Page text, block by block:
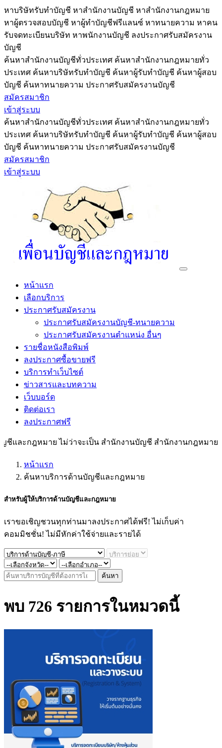
หาบริษัทรับทำบัญชี หาสำนักงานบัญชี หาสำนักงานกฎหมาย
หาผู้ตรวจสอบบัญชี หาผู้ทำบัญชีฟรีแลนซ์ หาทนายความ หาคน
รับจดทะเบียนบริษัท หาพนักงานบัญชี ลงประกาศรับสมัครงาน
บัญชี
ค้นหาสำนักงานบัญชีทั่วประเทศ ค้นหาสำนักงานกฎหมายทั่ว
ประเทศ ค้นหาบริษัทรับทำบัญชี ค้นหาผู้รับทำบัญชี ค้นหาผู้สอบ
บัญชี ค้นหาทนายความ ประกาศรับสมัครงานบัญชี
สมัครสมาชิก
เข้าสู่ระบบ
ค้นหาสำนักงานบัญชีทั่วประเทศ ค้นหาสำนักงานกฎหมายทั่ว
ประเทศ ค้นหาบริษัทรับทำบัญชี ค้นหาผู้รับทำบัญชี ค้นหาผู้สอบ
บัญชี ค้นหาทนายความ ประกาศรับสมัครงานบัญชี
สมัครสมาชิก
เข้าสู่ระบบ
หน้าแรก
เลือกบริการ
ประกาศรับสมัครงาน
ประกาศรับสมัครงานบัญชี-ทนายความ
ประกาศรับสมัครงานตำแหน่ง อื่นๆ
รายชื่อหนังสือพิมพ์
ลงประกาศซื้อขายฟรี
บริการทำเว็บไซต์
ข่าวสารและบทความ
เว็บบอร์ด
ติดต่อเรา
ลงประกาศฟรี
และกฎหมาย ไม่ว่าจะเป็น สำนักงานบัญชี สำนักงานกฎหมาย
หน้าแรก
ค้นหาบริการด้านบัญชีและกฎหมาย
สำหรับผู้ให้บริการด้านบัญชีและกฎหมาย
เราขอเชิญชวนทุกท่านมาลงประกาศได้ฟรี! ไม่เก็บค่า
คอมมิชชั่น! ไม่มีหักค่าใช้จ่ายและรายได้
ค้นหา
พบ 726 รายการในหมวดนี้